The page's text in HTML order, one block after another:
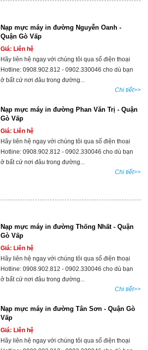
Nạp mực máy in đường Nguyễn Oanh -
Quận Gò Vấp
Giá: Liên hệ
Hãy liên hệ ngay với chúng tôi qua số điện thoại
Hotline: 0908.902.812 - 0902.330046 cho dù bạn
ở bất cứ nơi đâu trong đường...
Chi tiết>>
Nạp mực máy in đường Phan Văn Trị - Quận
Gò Vấp
Giá: Liên hệ
Hãy liên hệ ngay với chúng tôi qua số điện thoại
Hotline: 0908.902.812 - 0902.330046 cho dù bạn
ở bất cứ nơi đâu trong đường...
Chi tiết>>
Nạp mực máy in đường Thống Nhất - Quận
Gò Vấp
Giá: Liên hệ
Hãy liên hệ ngay với chúng tôi qua số điện thoại
Hotline: 0908.902.812 - 0902.330046 cho dù bạn
ở bất cứ nơi đâu trong đường...
Chi tiết>>
Nạp mực máy in đường Tân Sơn - Quận Gò
Vấp
Giá: Liên hệ
Hãy liên hệ ngay với chúng tôi qua số điện thoại